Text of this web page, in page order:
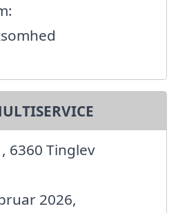
6360 Tinglev
2026,